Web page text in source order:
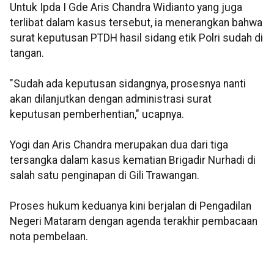
Untuk Ipda I Gde Aris Chandra Widianto yang juga
terlibat dalam kasus tersebut, ia menerangkan bahwa
surat keputusan PTDH hasil sidang etik Polri sudah di
tangan.
"Sudah ada keputusan sidangnya, prosesnya nanti
akan dilanjutkan dengan administrasi surat
keputusan pemberhentian," ucapnya.
Yogi dan Aris Chandra merupakan dua dari tiga
tersangka dalam kasus kematian Brigadir Nurhadi di
salah satu penginapan di Gili Trawangan.
Proses hukum keduanya kini berjalan di Pengadilan
Negeri Mataram dengan agenda terakhir pembacaan
nota pembelaan.